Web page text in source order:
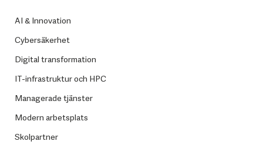
AI & Innovation
Cybersäkerhet
Digital transformation
IT-infrastruktur och HPC
Managerade tjänster
Modern arbetsplats
Skolpartner